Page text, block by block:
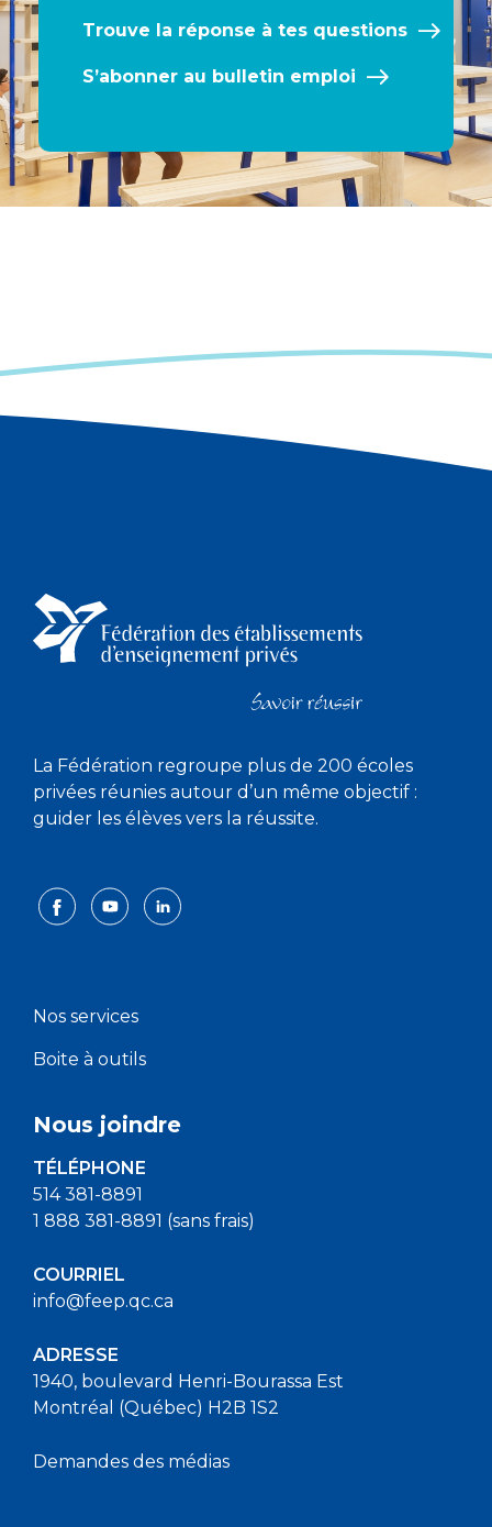
Trouve la réponse à tes questions
S’abonner au bulletin emploi
La Fédération regroupe plus de 200 écoles
privées réunies autour d’un même objectif :
guider les élèves vers la réussite.
Nos services
Boite à outils
Nous joindre
TÉLÉPHONE
514 381-8891
1 888 381-8891 (sans frais)
COURRIEL
info@feep.qc.ca
ADRESSE
1940, boulevard Henri-Bourassa Est
Montréal (Québec) H2B 1S2
Demandes des médias